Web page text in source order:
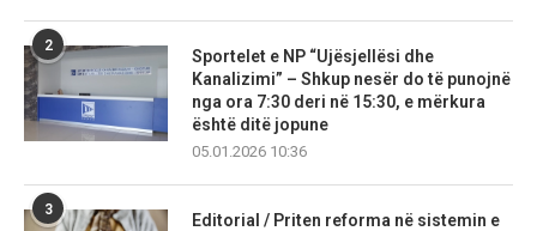
2
Sportelet e NP “Ujësjellësi dhe
Kanalizimi” – Shkup nesër do të punojnë
nga ora 7:30 deri në 15:30, e mërkura
është ditë jopune
05.01.2026 10:36
3
Editorial / Priten reforma në sistemin e